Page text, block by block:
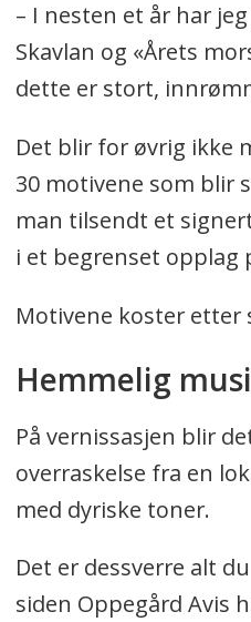
– I nesten et år har
Skavlan og «Årets
dette er stort,
Det blir for øvrig ikke
30 motivene som blir
man tilsendt et
i et begrenset opplag
Motivene koster etter
Hemmelig
På vernissasjen blir
overraskelse fra en
med dyriske toner.
Det er dessverre alt
siden Oppegård Avis